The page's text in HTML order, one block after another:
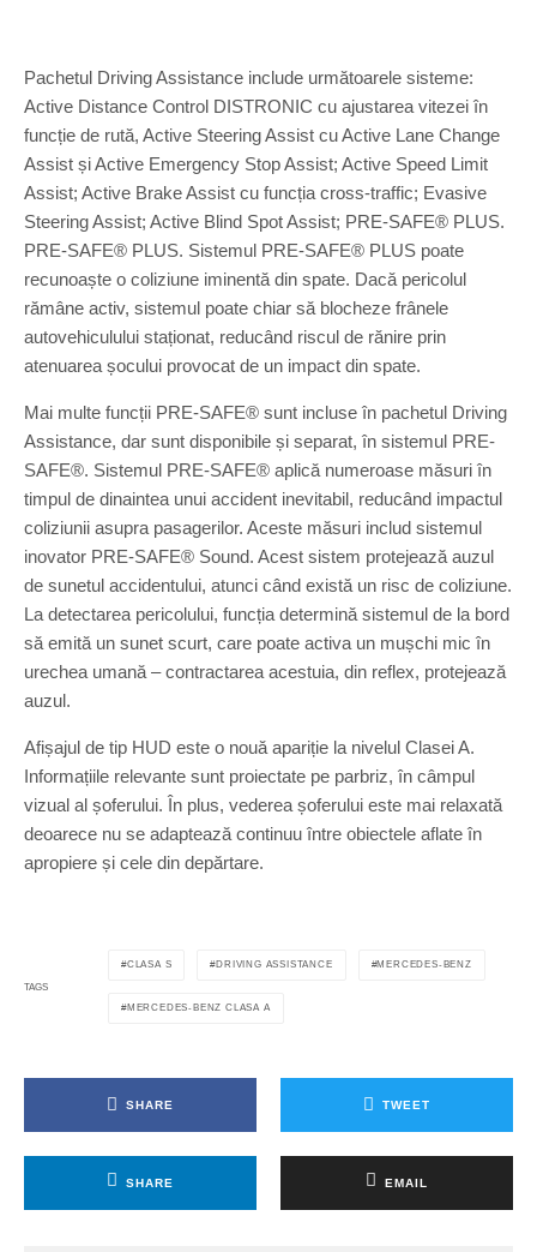
Pachetul Driving Assistance include următoarele sisteme:
Active Distance Control DISTRONIC cu ajustarea vitezei în
funcție de rută, Active Steering Assist cu Active Lane Change
Assist și Active Emergency Stop Assist; Active Speed Limit
Assist; Active Brake Assist cu funcția cross-traffic; Evasive
Steering Assist; Active Blind Spot Assist; PRE-SAFE® PLUS.
PRE-SAFE® PLUS. Sistemul PRE-SAFE® PLUS poate
recunoaște o coliziune iminentă din spate. Dacă pericolul
rămâne activ, sistemul poate chiar să blocheze frânele
autovehiculului staționat, reducând riscul de rănire prin
atenuarea șocului provocat de un impact din spate.
Mai multe funcții PRE-SAFE® sunt incluse în pachetul Driving
Assistance, dar sunt disponibile și separat, în sistemul PRE-
SAFE®. Sistemul PRE-SAFE® aplică numeroase măsuri în
timpul de dinaintea unui accident inevitabil, reducând impactul
coliziunii asupra pasagerilor. Aceste măsuri includ sistemul
inovator PRE-SAFE® Sound. Acest sistem protejează auzul
de sunetul accidentului, atunci când există un risc de coliziune.
La detectarea pericolului, funcția determină sistemul de la bord
să emită un sunet scurt, care poate activa un mușchi mic în
urechea umană – contractarea acestuia, din reflex, protejează
auzul.
Afișajul de tip HUD este o nouă apariție la nivelul Clasei A.
Informațiile relevante sunt proiectate pe parbriz, în câmpul
vizual al șoferului. În plus, vederea șoferului este mai relaxată
deoarece nu se adaptează continuu între obiectele aflate în
apropiere și cele din depărtare.
TAGS
CLASA S DRIVING ASSISTANCE MERCEDES-BENZ
MERCEDES-BENZ CLASA A
SHARE TWEET
SHARE EMAIL